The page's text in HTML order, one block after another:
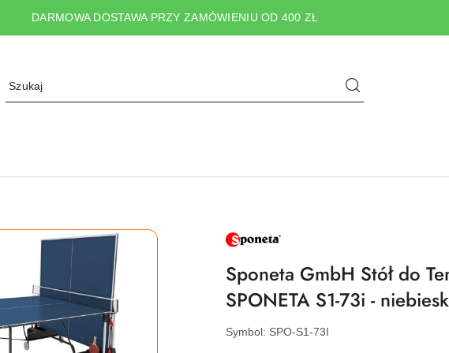
DARMOWA DOSTAWA PRZY ZAMÓWIENIU OD 400 ZŁ
NAZWA
PRODUCENTA:
Sponeta GmbH Stół do
SPONETA S1-73i -
Symbol: SPO-S1-73I